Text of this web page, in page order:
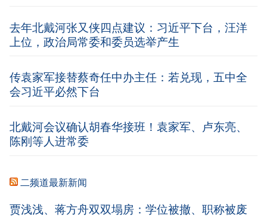
去年北戴河张又侠四点建议：习近平下台，汪洋
上位，政治局常委和委员选举产生
传袁家军接替蔡奇任中办主任：若兑现，五中全
会习近平必然下台
北戴河会议确认胡春华接班！袁家军、卢东亮、
陈刚等人进常委
二频道最新新闻
贾浅浅、蒋方舟双双塌房：学位被撤、职称被废